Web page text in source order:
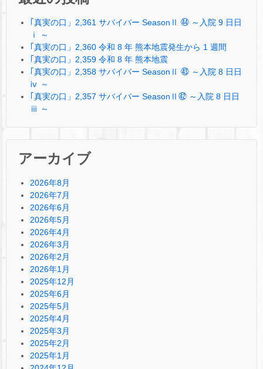
｢真実の口」2,361 サバイバー SeasonⅡ ㊹ ～入院 9 日日
ⅰ ～
｢真実の口」2,360 令和 8 年 熊本地震発生から 1 週間
｢真実の口」2,359 令和 8 年 熊本地震
｢真実の口」2,358 サバイバー SeasonⅡ ㊸ ～入院 8 日日
ⅳ ～
｢真実の口」2,357 サバイバー SeasonⅡ㊷ ～入院 8 日日
ⅲ ～
アーカイブ
2026年8月
2026年7月
2026年6月
2026年5月
2026年4月
2026年3月
2026年2月
2026年1月
2025年12月
2025年6月
2025年5月
2025年4月
2025年3月
2025年2月
2025年1月